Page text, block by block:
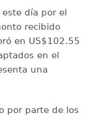
día por el
recibido
en US$102.55
en el
una
por parte de los